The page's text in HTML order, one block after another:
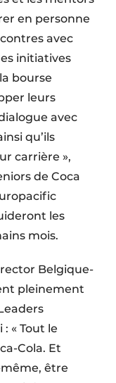
en personne
avec
initiatives
bourse
leurs
avec
qu’ils
carrière »,
de Coca
les
mois.
Belgique-
pleinement
« Tout le
Cola. Et
être